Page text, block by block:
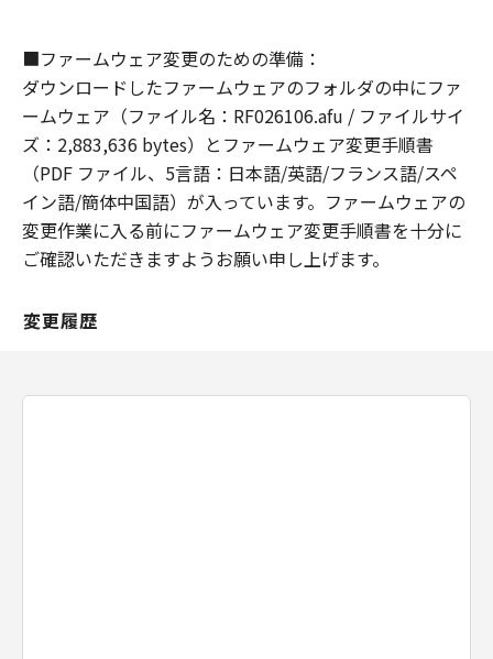
じるいかなる紛争についても、一切責任を
負わないものとします。
契約期間
(1) 本契約は、お客様が、『ダウンロード
開始』のボタンをクリックした時点で発効
し、下記(2)または(3)により終了されるま
で有効に存続します。
の当該製品にインストールされた「許諾ソ
(3) お客様が本契約のいずれかの条項に違
■ファームウェア変更のための準備：
ダウンロードしたファームウェアのフォルダの中にファ
ームウェア（ファイル名：RF026106.afu / ファイルサイ
ズ：2,883,636 bytes）とファームウェア変更手順書
（PDF ファイル、5言語：日本語/英語/フランス語/スペ
イン語/簡体中国語）が入っています。ファームウェアの
変更作業に入る前にファームウェア変更手順書を十分に
ご確認いただきますようお願い申し上げます。
変更履歴